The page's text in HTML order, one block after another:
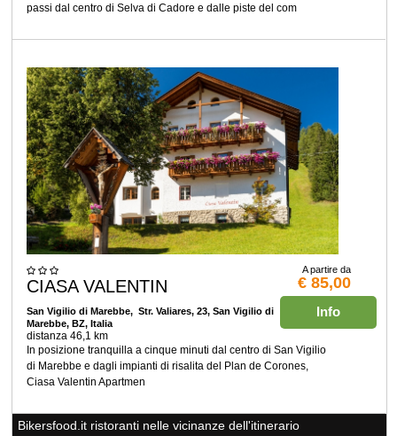
passi dal centro di Selva di Cadore e dalle piste del com
A partire da
€ 85,00
Info
CIASA VALENTIN
San Vigilio di Marebbe, Str. Valiares, 23, San Vigilio di
Marebbe, BZ, Italia
distanza 46,1 km
In posizione tranquilla a cinque minuti dal centro di San Vigilio
di Marebbe e dagli impianti di risalita del Plan de Corones,
Ciasa Valentin Apartmen
Bikersfood.it ristoranti nelle vicinanze dell'itinerario